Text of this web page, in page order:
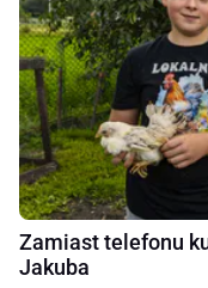
Zamiast telefonu
Jakuba